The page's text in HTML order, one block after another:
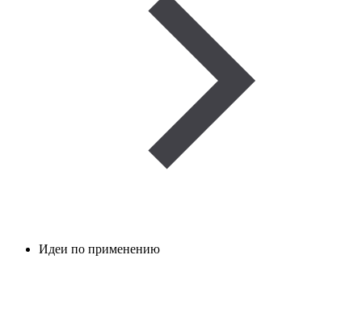
Идеи по применению